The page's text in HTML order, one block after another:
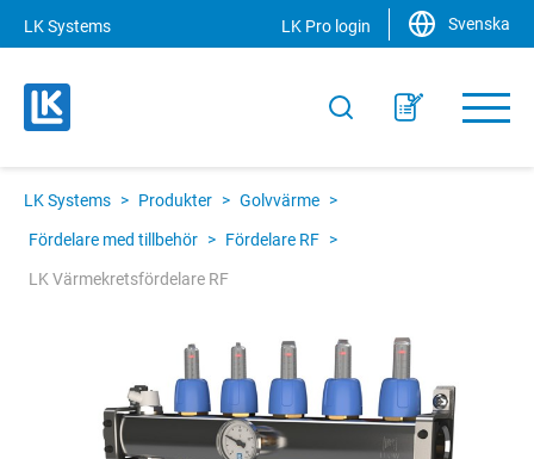
LK Systems LK Pro login Svenska
LK Systems > Produkter > Golvvärme >
Fördelare med tillbehör > Fördelare RF >
LK Värmekretsfördelare RF